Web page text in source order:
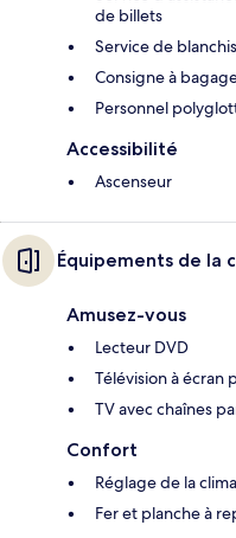
de billets
Service de
Consigne à
Personnel
Accessibilité
Ascenseur
Équipements de la
Amusez-vous
Lecteur DVD
Télévision à écran
TV avec chaînes
Confort
Réglage de la
Fer et planche à